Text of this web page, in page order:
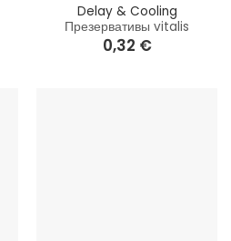
Delay & Cooling
Презервативы vitalis
0,32 €